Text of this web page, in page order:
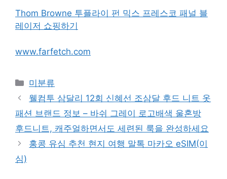
Thom Browne 투플라이 펀 믹스 프레스코 패널 블
레이저 쇼핑하기
www.farfetch.com
Categories
미분류
웰컴투 삼달리 12회 신혜선 조삼달 후드 니트 옷
패션 브랜드 정보 – 바쉬 그레이 로고배색 울혼방
후드니트, 캐주얼하면서도 세련된 룩을 완성하세요
홍콩 유심 추천 현지 여행 말톡 마카오 eSIM(이
심)